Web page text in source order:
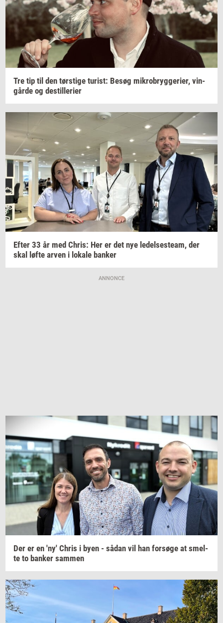
Tre tip til den tørsti­ge turist: Besøg mi­kro­bryg­ge­ri­er, vin­
går­de og destil­le­ri­er
Efter 33 år med Chris: Her er det nye le­del­ses­team, der
skal løfte arven i lo­ka­le ban­ker
ANNONCE
Der er en 'ny' Chris i byen - sådan vil han for­sø­ge at smel­
te to ban­ker sam­men